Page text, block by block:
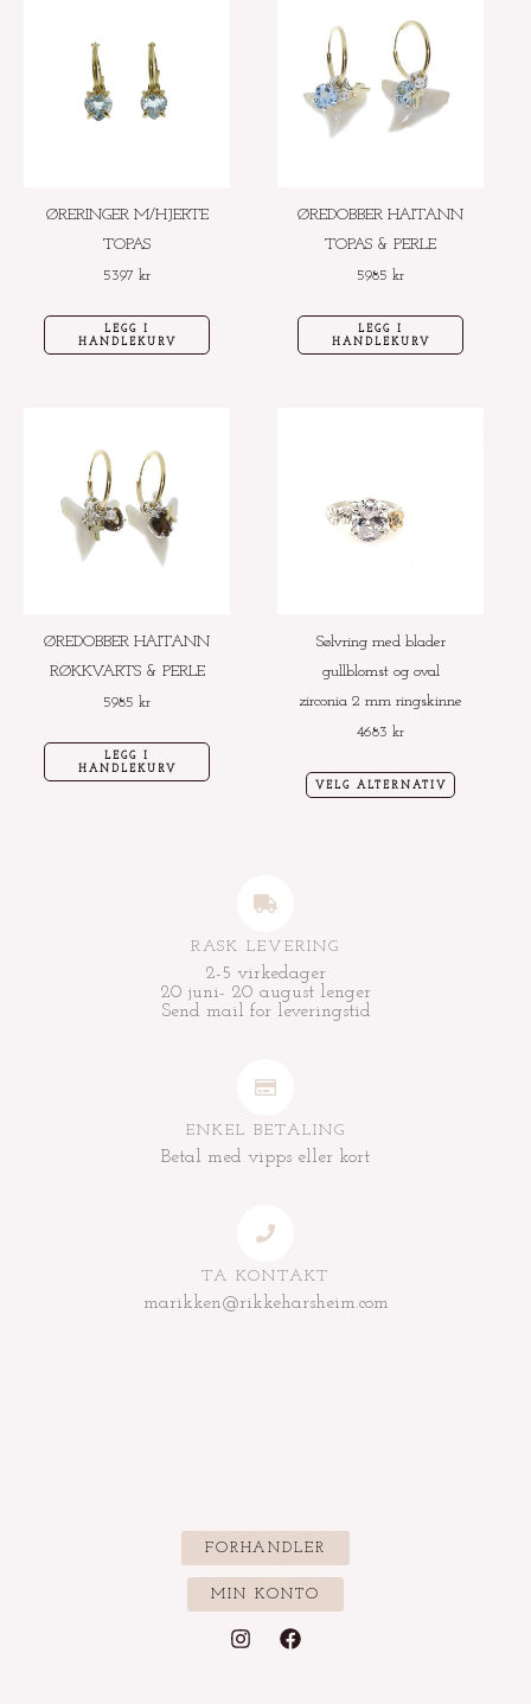
ØRERINGER M/HJERTE
TOPAS
5397 kr
LEGG I
HANDLEKURV
ØREDOBBER HAITANN
TOPAS & PERLE
5985 kr
LEGG I
HANDLEKURV
ØREDOBBER HAITANN
RØKKVARTS & PERLE
5985 kr
LEGG I
HANDLEKURV
Sølvring med blader
gullblomst og oval
zirconia 2 mm ringskinne
4683 kr
VELG ALTERNATIV
RASK LEVERING
2-5 virkedager
20 juni- 20 august lenger
Send mail for leveringstid
ENKEL BETALING
Betal med vipps eller kort
TA KONTAKT
marikken@rikkeharsheim.com
FORHANDLER
MIN KONTO